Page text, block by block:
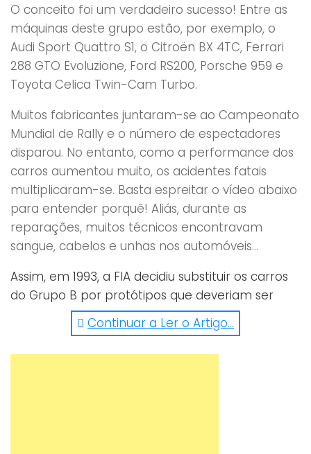
O conceito foi um verdadeiro sucesso! Entre as
máquinas deste grupo estão, por exemplo, o
Audi Sport Quattro S1, o Citroën BX 4TC, Ferrari
288 GTO Evoluzione, Ford RS200, Porsche 959 e
Toyota Celica Twin-Cam Turbo.
Muitos fabricantes juntaram-se ao Campeonato
Mundial de Rally e o número de espectadores
disparou. No entanto, como a performance dos
carros aumentou muito, os acidentes fatais
multiplicaram-se. Basta espreitar o vídeo abaixo
para entender porquê! Aliás, durante as
reparações, muitos técnicos encontravam
sangue, cabelos e unhas nos automóveis…
Assim, em 1993, a FIA decidiu substituir os carros
do Grupo B por protótipos que deveriam ser
baseados nas regras do grupo A, mas mantendo
o espírito do primeiro, com baixo peso, tração
nas quatro rodas, alta pressão do turbo e
Continuar a Ler o Artigo...